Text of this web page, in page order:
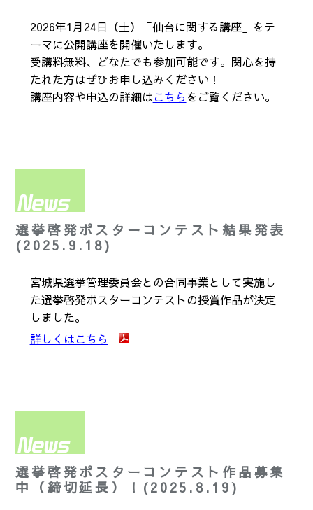
2026年1月24日（土）「仙台に関する講座」をテ
ーマに公開講座を開催いたします。
受講料無料、どなたでも参加可能です。関心を持
たれた方はぜひお申し込みください！
講座内容や申込の詳細はこちら をご覧ください。
選挙啓発ポスターコンテスト結果発表
(2025.9.18)
宮城県選挙管理委員会との合同事業として実施し
た選挙啓発ポスターコンテストの授賞作品が決定
しました。
詳しくはこちら
選挙啓発ポスターコンテスト作品募集
中（締切延長）！(2025.8.19)